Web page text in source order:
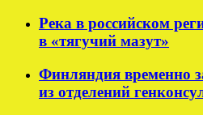
Река в российском
в «тягучий мазут»
Финляндия временно
из отделений